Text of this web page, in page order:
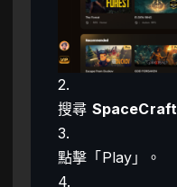
2.
搜尋 SpaceCraft
3.
點擊「Play」。
4.